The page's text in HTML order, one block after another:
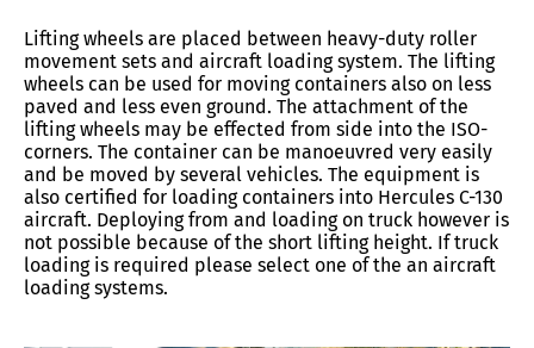
Lifting wheels are placed between heavy-duty roller
movement sets and aircraft loading system. The lifting
wheels can be used for moving containers also on less
paved and less even ground. The attachment of the
lifting wheels may be effected from side into the ISO-
corners. The container can be manoeuvred very easily
and be moved by several vehicles. The equipment is
also certified for loading containers into Hercules C-130
aircraft. Deploying from and loading on truck however is
not possible because of the short lifting height. If truck
loading is required please select one of the an aircraft
loading systems.